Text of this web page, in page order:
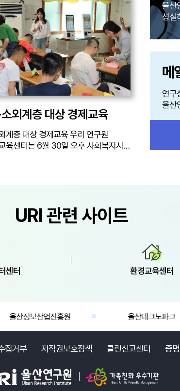
외계층 대상 경제교육
육센터는 6월 30일 오후 사회복지시설
제 기기를 다뤄보며 디지털 기기 활용
동 역량을 높이는 시간을 가졌습니다.
육센터 관계자들이 함께 참여해
과정을 살피고 교육생들과
력을 통해 실생활 중심 교육을
울산
성실
메
연구
울산
URI 관련 사이트
센터 환경교육센터
울산정보산업진흥원 울산테크노파크
집거부 저작권보호정책 클린신고센터 증